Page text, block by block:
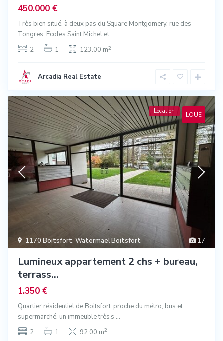
450.000 €
Très bien situé, à deux pas du Square Montgomery, rue des
Tongres, Ecoles Saint Michel et ...
2
1 123.00 m2
Arcadia Real Estate
17
1170 Boitsfort,Watermael Boitsfort
Location LOUE
Lumineux appartement 2 chs + bureau,
terrass...
1.350 €
Quartier résidentiel de Boitsfort, proche du métro, bus et
supermarché, un immeuble très s ...
2
1 92.00 m2